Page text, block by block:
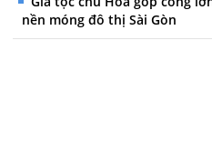
nền móng đô thị Sài Gòn